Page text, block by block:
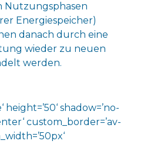
Nutzungsphasen
Energiespeicher)
danach durch eine
wieder zu neuen
werden.
height=’50‘ shadow=’no-
custom_border=’av-